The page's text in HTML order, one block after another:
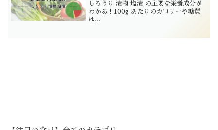
しろうり 漬物 塩漬 の主要な栄養成分が
わかる！100g あたりのカロリーや糖質
は...